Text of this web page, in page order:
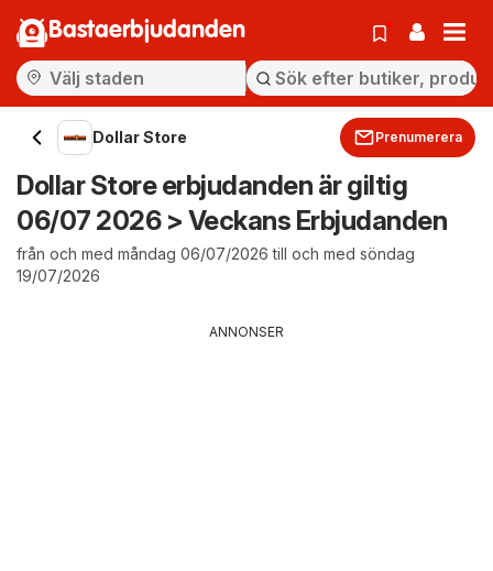
Bastaerbjudanden
Dollar Store Prenumerera
Dollar Store erbjudanden är giltig
06/07 2026 > Veckans Erbjudanden
från och med måndag 06/07/2026 till och med söndag
19/07/2026
ANNONSER